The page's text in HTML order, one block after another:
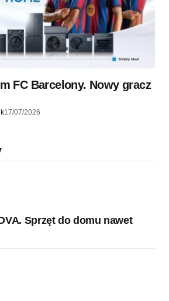
FC Barcelony. Nowy gracz
17/07/2026
Sprzęt do domu nawet